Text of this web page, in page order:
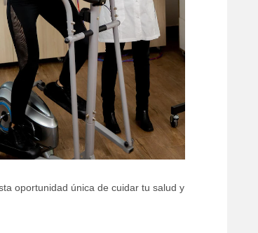
oportunidad única de cuidar tu salud y